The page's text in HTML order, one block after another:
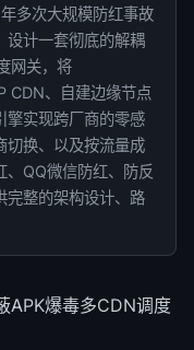
多次大规模防红事故
设计一套彻底的解耦
网关，将
CDN、自建边缘节点
擎实现跨厂商的零感
切换、以及按流量成
、QQ微信防红、防反
完整的架构设计、路
APK爆毒多CDN调度